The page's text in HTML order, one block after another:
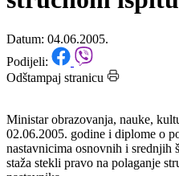
Uručene
stručnom ispitu
Datum: 04.06.2005.
Odštampaj stranicu